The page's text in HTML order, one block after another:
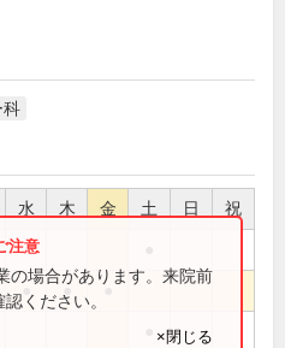
科
水 木 金 土 日 祝
● ● ●
の場合があります。来院前
ください。
×閉じる